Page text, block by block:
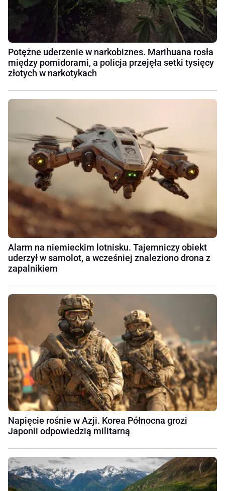
Potężne uderzenie w narkobiznes. Marihuana rosła
między pomidorami, a policja przejęła setki tysięcy
złotych w narkotykach
Alarm na niemieckim lotnisku. Tajemniczy obiekt
uderzył w samolot, a wcześniej znaleziono drona z
zapalnikiem
Napięcie rośnie w Azji. Korea Północna grozi
Japonii odpowiedzią militarną